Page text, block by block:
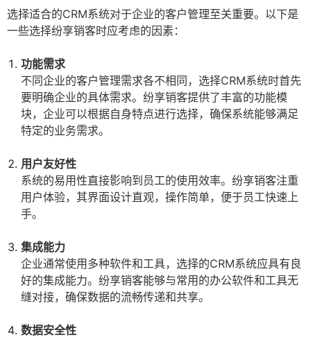
选择适合的CRM系统对于企业的客户管理至关重要。以下是
一些选择纷享销客时应考虑的因素：
功能需求
不同企业的客户管理需求各不相同，选择CRM系统时首先
要明确企业的具体需求。纷享销客提供了丰富的功能模
块，企业可以根据自身特点进行选择，确保系统能够满足
特定的业务需求。
用户友好性
系统的易用性直接影响到员工的使用效率。纷享销客注重
用户体验，其界面设计直观，操作简单，便于员工快速上
手。
集成能力
企业通常使用多种软件和工具，选择的CRM系统应具有良
好的集成能力。纷享销客能够与常用的办公软件和工具无
缝对接，确保数据的流畅传递和共享。
数据安全性